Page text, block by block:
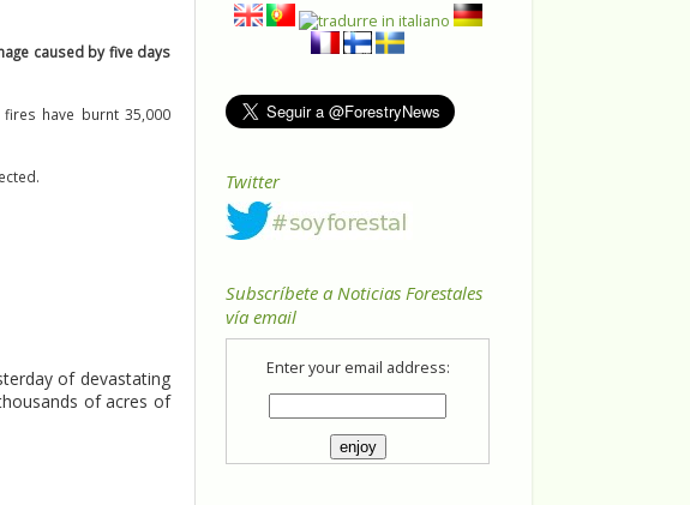
caused by five days
have burnt 35,000
of devastating
of acres of
Twitter
Subscríbete a Noticias Forestales
vía email
Enter your email address: